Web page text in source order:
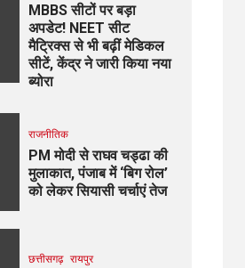
MBBS सीटों पर बड़ा
अपडेट! NEET सीट
मैट्रिक्स से भी बढ़ीं मेडिकल
सीटें, केंद्र ने जारी किया नया
ब्योरा
राजनीतिक
PM मोदी से राघव चड्ढा की
मुलाकात, पंजाब में ‘बिग रोल’
को लेकर सियासी चर्चाएं तेज
छत्तीसगढ़ रायपुर